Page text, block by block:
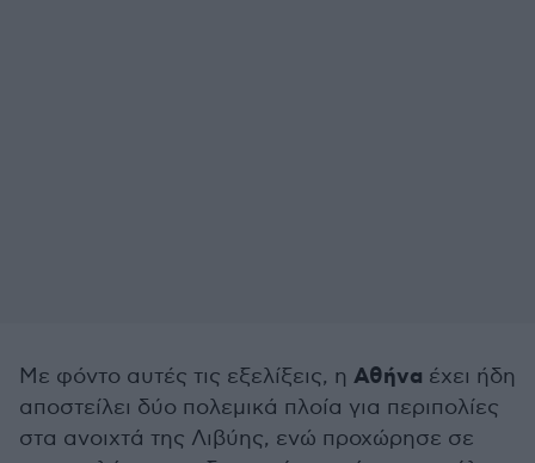
Με φόντο αυτές τις εξελίξεις, η Αθήνα έχει ήδη
αποστείλει δύο πολεμικά πλοία για περιπολίες
στα ανοιχτά της Λιβύης, ενώ προχώρησε σε